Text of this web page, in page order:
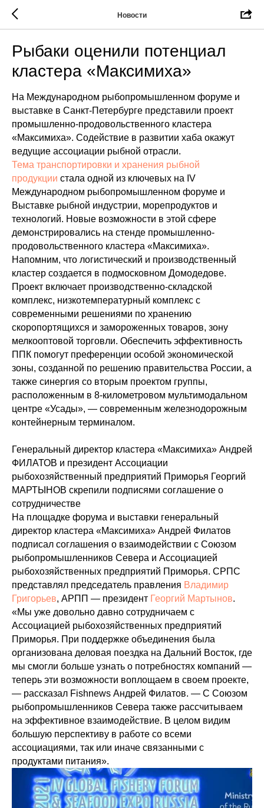
Новости
Рыбаки оценили потенциал
кластера «Максимиха»
На Международном рыбопромышленном форуме и
выставке в Санкт-Петербурге представили проект
промышленно-продовольственного кластера
«Максимиха». Содействие в развитии хаба окажут
ведущие ассоциации рыбной отрасли.
Тема транспортировки и хранения рыбной
продукции стала одной из ключевых на IV
Международном рыбопромышленном форуме и
Выставке рыбной индустрии, морепродуктов и
технологий. Новые возможности в этой сфере
демонстрировались на стенде промышленно-
продовольственного кластера «Максимиха».
Напомним, что логистический и производственный
кластер создается в подмосковном Домодедове.
Проект включает производственно-складской
комплекс, низкотемпературный комплекс с
современными решениями по хранению
скоропортящихся и замороженных товаров, зону
мелкооптовой торговли. Обеспечить эффективность
ППК помогут преференции особой экономической
зоны, созданной по решению правительства России, а
также синергия со вторым проектом группы,
расположенным в 8-километровом мультимодальном
центре «Усады», — современным железнодорожным
контейнерным терминалом.
Генеральный директор кластера «Максимиха» Андрей
ФИЛАТОВ и президент Ассоциации
рыбохозяйственный предприятий Приморья Георгий
МАРТЫНОВ скрепили подписями соглашение о
сотрудничестве
На площадке форума и выставки генеральный
директор кластера «Максимиха» Андрей Филатов
подписал соглашения о взаимодействии с Союзом
рыбопромышленников Севера и Ассоциацией
рыбохозяйственных предприятий Приморья. СРПС
представлял председатель правления Владимир
Григорьев, АРПП — президент Георгий Мартынов.
«Мы уже довольно давно сотрудничаем с
Ассоциацией рыбохозяйственных предприятий
Приморья. При поддержке объединения была
организована деловая поездка на Дальний Восток, где
мы смогли больше узнать о потребностях компаний —
теперь эти возможности воплощаем в своем проекте,
— рассказал Fishnews Андрей Филатов. — С Союзом
рыбопромышленников Севера также рассчитываем
на эффективное взаимодействие. В целом видим
большую перспективу в работе со всеми
ассоциациями, так или иначе связанными с
продуктами питания».